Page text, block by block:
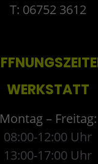
T: 06752 3612
WERKSTATT
Montag – Freitag:
08:00-12:00 Uhr
13:00-17:00 Uhr